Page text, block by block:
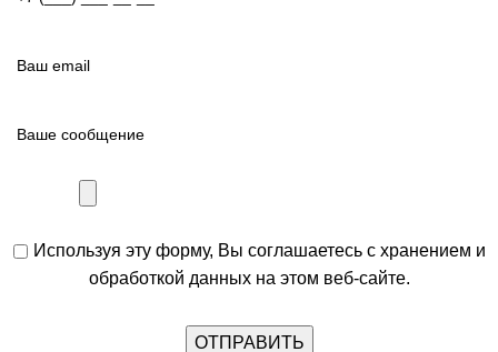
Используя эту форму, Вы соглашаетесь с хранением и
обработкой данных на этом веб-сайте.